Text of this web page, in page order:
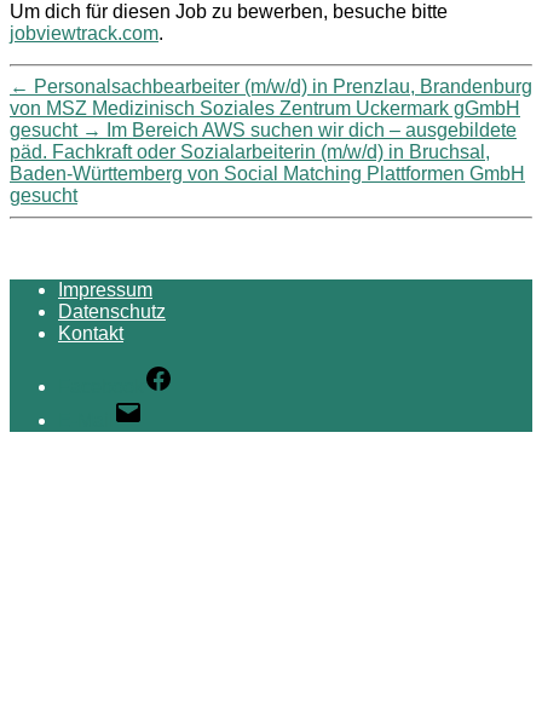
Um dich für diesen Job zu bewerben, besuche bitte
jobviewtrack.com.
← Personalsachbearbeiter (m/w/d) in Prenzlau, Brandenburg
von MSZ Medizinisch Soziales Zentrum Uckermark gGmbH
gesucht →
Im Bereich AWS suchen wir dich – ausgebildete
päd. Fachkraft oder Sozialarbeiterin (m/w/d) in Bruchsal,
Baden-Württemberg von Social Matching Plattformen GmbH
gesucht
Impressum
Datenschutz
Kontakt